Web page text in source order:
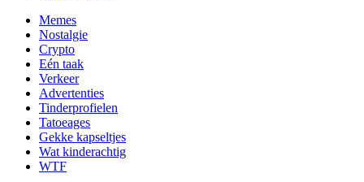
Memes
Nostalgie
Crypto
Eén taak
Verkeer
Advertenties
Tinderprofielen
Tatoeages
Gekke kapseltjes
Wat kinderachtig
WTF